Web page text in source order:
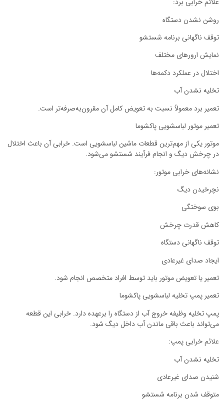
روشن نشدن دستگاه
توقف ناگهانی برنامه شستشو
نمایش ارورهای مختلف
اختلال در عملکرد دکمه‌ها
تخلیه نشدن آب
تعمیر برد معمولاً نسبت به تعویض کامل آن مقرون‌به‌صرفه‌تر است.
تعمیر موتور لباسشویی پاکشوما
موتور یکی از مهم‌ترین قطعات ماشین لباسشویی است. خرابی آن باعث اختلال
در چرخش دیگ و انجام فرآیند شستشو می‌شود.
نشانه‌های خرابی موتور:
نچرخیدن دیگ
بوی سوختگی
کاهش قدرت چرخش
توقف ناگهانی دستگاه
ایجاد صدای غیرعادی
تعمیر یا تعویض موتور باید توسط افراد متخصص انجام شود.
تعمیر پمپ تخلیه لباسشویی پاکشوما
پمپ تخلیه وظیفه خروج آب از دستگاه را برعهده دارد. خرابی این قطعه
می‌تواند باعث باقی ماندن آب داخل دیگ شود.
علائم خرابی پمپ:
تخلیه نشدن آب
شنیدن صدای غیرعادی
متوقف شدن برنامه شستشو